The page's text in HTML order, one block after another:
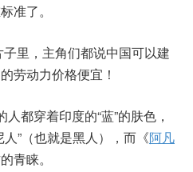
准了。
里，主角们都说中国可以建
劳动力价格便宜！
都穿着印度的“蓝”的肤色，
”（也就是黑人），而《阿凡
青睐。